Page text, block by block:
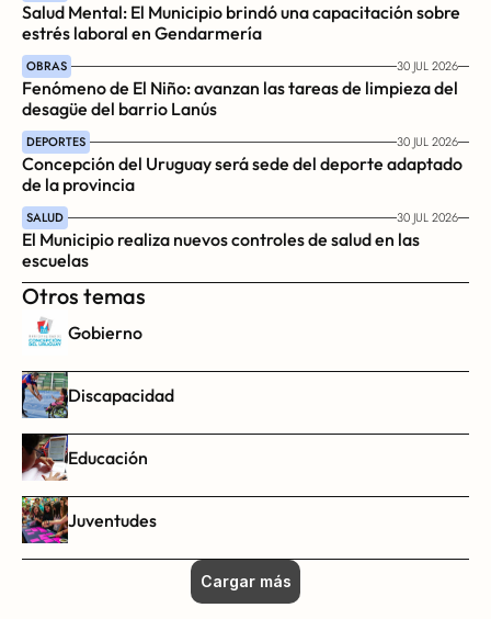
Salud Mental: El Municipio brindó una capacitación sobre
estrés laboral en Gendarmería
OBRAS 30 JUL 2026
Fenómeno de El Niño: avanzan las tareas de limpieza del
desagüe del barrio Lanús
DEPORTES 30 JUL 2026
Concepción del Uruguay será sede del deporte adaptado
de la provincia
SALUD 30 JUL 2026
El Municipio realiza nuevos controles de salud en las
escuelas
Otros temas
Gobierno
Discapacidad
Educación
Juventudes
Cargar más